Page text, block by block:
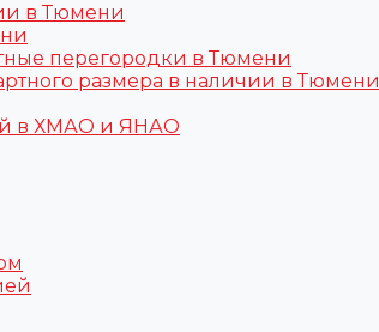
в Тюмени
перегородки в Тюмени
размера в наличии в Тюмени
в ХМАО и ЯНАО